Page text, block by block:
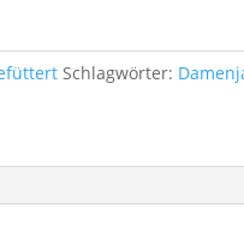
Schlagwörter: